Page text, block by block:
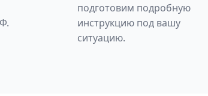
подготовим подробную
инструкцию под вашу
ситуацию.